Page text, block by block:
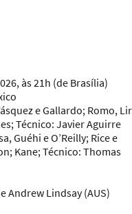
às 21h (de Brasília)
e Gallardo; Romo,
Técnico: Javier Aguirre
Guéhi e O’Reilly; Rice e
Kane; Técnico: Thomas
Andrew Lindsay (AUS)